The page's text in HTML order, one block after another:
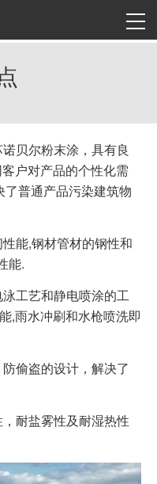
贝尔粉末涂，具有良
户对产品的个性化需
普通产品污染建筑物
能,钢材管材的钢性和
能.
工艺和静电喷涂的工
,雨水冲刷和水枪喷洗即
偷盗的设计，解决了
耐盐雾性及耐湿热性